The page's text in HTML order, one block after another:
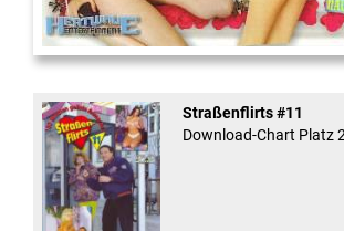
And Confused #8 - ...
Straßenflirts #11
Download-Chart Platz